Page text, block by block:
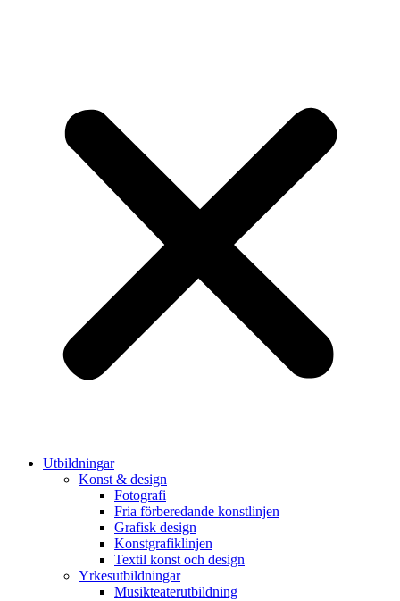
Utbildningar
Konst & design
Fotografi
Fria förberedande konstlinjen
Grafisk design
Konstgrafiklinjen
Textil konst och design
Yrkesutbildningar
Musikteaterutbildning